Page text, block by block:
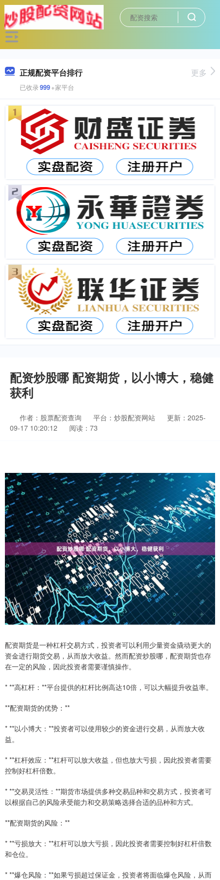
正规配资平台排行
已收录999+家平台
更多
配资炒股哪 配资期货，以小博大，稳健
获利
作者：股票配资查询 平台：炒股配资网站
更新：2025-
09-17 10:20:12
阅读：73
配资期货是一种杠杆交易方式，投资者可以利用少量资金撬动更大的
资金进行期货交易，从而放大收益。然而配资炒股哪，配资期货也存
在一定的风险，因此投资者需要谨慎操作。
* **高杠杆：**平台提供的杠杆比例高达10倍，可以大幅提升收益率。
**配资期货的优势：**
* **以小博大：**投资者可以使用较少的资金进行交易，从而放大收
益。
* **杠杆效应：**杠杆可以放大收益，但也放大亏损，因此投资者需要
控制好杠杆倍数。
* **交易灵活性：**期货市场提供多种交易品种和交易方式，投资者可
以根据自己的风险承受能力和交易策略选择合适的品种和方式。
**配资期货的风险：**
* **亏损放大：**杠杆可以放大亏损，因此投资者需要控制好杠杆倍数
和仓位。
* **爆仓风险：**如果亏损超过保证金，投资者将面临爆仓风险，从而